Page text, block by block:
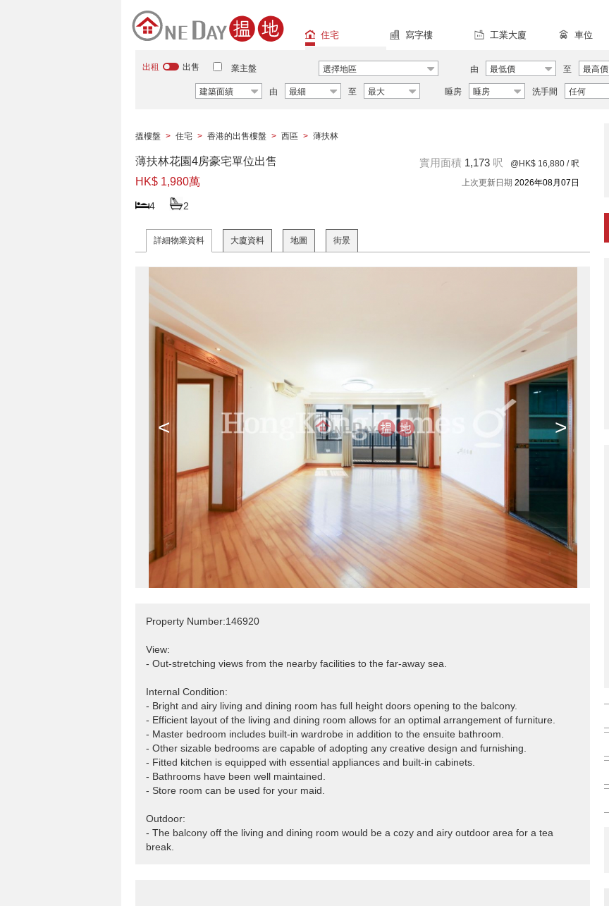
住宅 寫字樓 工業大廈 車位
出租 出售 業主盤 選擇地區 由 最低價 至 最高價
建築面績 由 最細 至 最大 睡房 睡房 洗手間 任何
搵樓盤 > 住宅 > 香港的出售樓盤 > 西區 > 薄扶林
薄扶林花園4房豪宅單位出售
HK$ 1,980萬
4 2
實用面積 1,173 呎 @HK$ 16,880 / 呎
上次更新日期 2026年08月07日
詳細物業資料 大廈資料 地圖 街景
< >
Property Number:146920
View:
- Out-stretching views from the nearby facilities to the far-away sea.
Internal Condition:
- Bright and airy living and dining room has full height doors opening to the balcony.
- Efficient layout of the living and dining room allows for an optimal arrangement of furniture.
- Master bedroom includes built-in wardrobe in addition to the ensuite bathroom.
- Other sizable bedrooms are capable of adopting any creative design and furnishing.
- Fitted kitchen is equipped with essential appliances and built-in cabinets.
- Bathrooms have been well maintained.
- Store room can be used for your maid.
Outdoor:
- The balcony off the living and dining room would be a cozy and airy outdoor area for a tea
break.